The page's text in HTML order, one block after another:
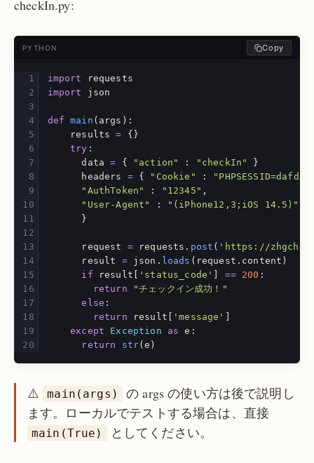
checkIn.py:
PYTHON Copy
import
requests
import
json
def main ( args ):
results
=
{}
try :
data
= { " action " : " checkIn "
}
headers
= { " Cookie " : "
" AuthToken " : " 12345 " ,
" User-Agent " : " (iPhone12,3;iOS 14.5) "
}
request = requests . post ( ' https://
result
= json . loads ( request . content )
if
result ' status_code ' == 200 :
return
"チェックイン成功！ "
else :
return
result 'message '
except
Exception as e :
return
str(e )
⚠️ main(args)
の args の使い方は後で説明し
ます。ローカルでテストする場合は、直接
main(True) としてください。